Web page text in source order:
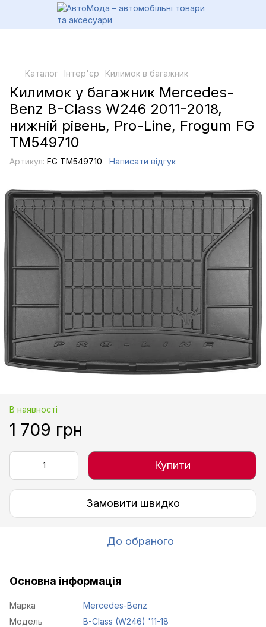
Каталог Інтер'єр Килимок в багажник
Килимок у багажник Mercedes-
Benz B-Class W246 2011-2018,
нижній рівень, Pro-Line, Frogum FG
TM549710
Артикул: FG TM549710 Написати відгук
В наявності
1 709 грн
Купити
Замовити швидко
До обраного
Основна інформація
Марка
Mercedes-Benz
Модель
B-Class (W246) '11-18